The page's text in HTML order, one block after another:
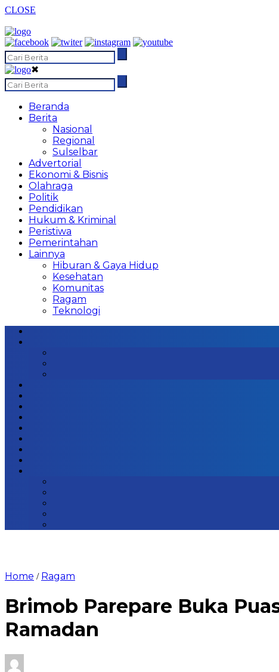
CLOSE
✖
Beranda
Berita
Nasional
Regional
Sulselbar
Advertorial
Ekonomi & Bisnis
Olahraga
Politik
Pendidikan
Hukum & Kriminal
Peristiwa
Pemerintahan
Lainnya
Hiburan & Gaya Hidup
Kesehatan
Komunitas
Ragam
Teknologi
Home / Ragam
Brimob Parepare Buka
Ramadan